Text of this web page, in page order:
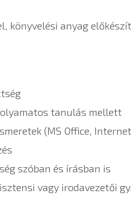
könyvelési anyag
tanulás mellett
(MS Office,
szóban és írásban is
vagy irodavezetői